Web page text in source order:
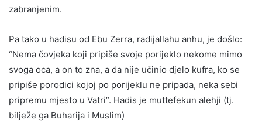
zabranjenim.
Pa tako u hadisu od Ebu Zerra, radijallahu anhu, je došlo:
“Nema čovjeka koji pripiše svoje porijeklo nekome mimo
svoga oca, a on to zna, a da nije učinio djelo kufra, ko se
pripiše porodici kojoj po porijeklu ne pripada, neka sebi
pripremu mjesto u Vatri”. Hadis je muttefekun alehji (tj.
bilježe ga Buharija i Muslim)